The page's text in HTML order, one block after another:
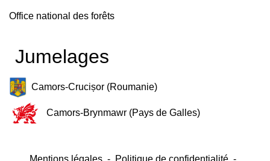
Office national des forêts
Jumelages
Camors-Crucișor (Roumanie)
Camors-Brynmawr (Pays de Galles)
Mentions légales - Politique de confidentialité -